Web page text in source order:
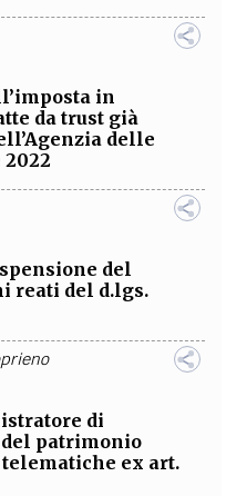
in
da trust già
delle
del
reati del d.lgs.
di
patrimonio
ex art.